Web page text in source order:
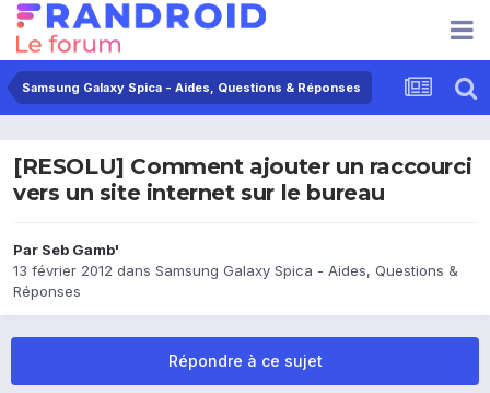
Samsung Galaxy Spica - Aides, Questions & Réponses
[RESOLU] Comment ajouter un raccourci
vers un site internet sur le bureau
Par Seb Gamb'
13 février 2012 dans Samsung Galaxy Spica - Aides, Questions &
Réponses
Répondre à ce sujet